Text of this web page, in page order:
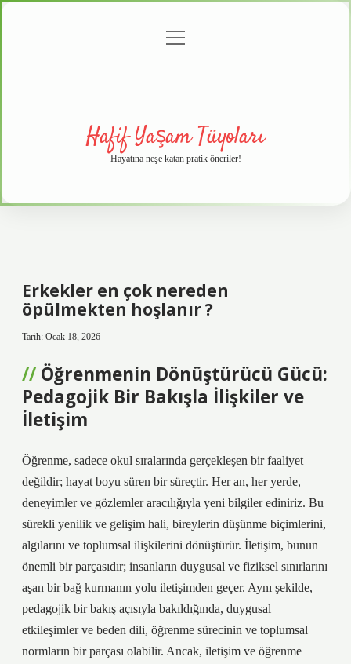
menüyü
Hafif Yaşam Tüyoları
Hayatına neşe katan pratik öneriler!
Erkekler en çok nereden
öpülmekten hoşlanır ?
Tarih: Ocak 18, 2026
Öğrenmenin Dönüştürücü Gücü:
Pedagojik Bir Bakışla İlişkiler ve
İletişim
Öğrenme, sadece okul sıralarında gerçekleşen bir faaliyet
değildir; hayat boyu süren bir süreçtir. Her an, her yerde,
deneyimler ve gözlemler aracılığıyla yeni bilgiler ediniriz. Bu
sürekli yenilik ve gelişim hali, bireylerin düşünme biçimlerini,
algılarını ve toplumsal ilişkilerini dönüştürür. İletişim, bunun
önemli bir parçasıdır; insanların duygusal ve fiziksel sınırlarını
aşan bir bağ kurmanın yolu iletişimden geçer. Aynı şekilde,
pedagojik bir bakış açısıyla bakıldığında, duygusal
etkileşimler ve beden dili, öğrenme sürecinin ve toplumsal
normların bir parçası olabilir. Ancak, iletişim ve öğrenme